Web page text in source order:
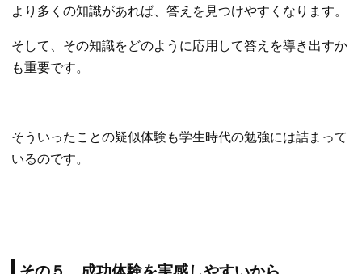
より多くの知識があれば、答えを見つけやすくなります。
そして、その知識をどのように応用して答えを導き出すか
も重要です。
そういったことの疑似体験も学生時代の勉強には詰まって
いるのです。